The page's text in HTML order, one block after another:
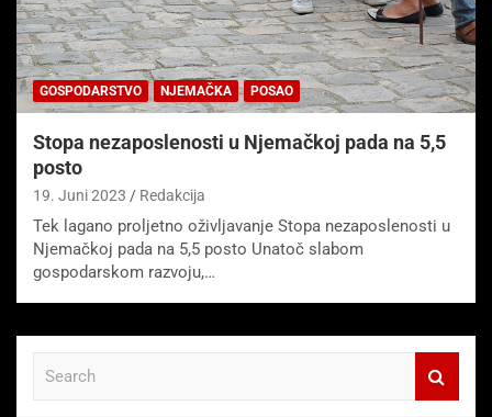
GOSPODARSTVO NJEMAČKA POSAO
Stopa nezaposlenosti u Njemačkoj pada na 5,5
posto
19. Juni 2023 Redakcija
Tek lagano proljetno oživljavanje Stopa nezaposlenosti u
Njemačkoj pada na 5,5 posto Unatoč slabom
gospodarskom razvoju,…